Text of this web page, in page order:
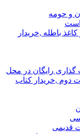
و حومه
است
باطله ,خریدار
رایگان در محل
دوم ,خریدار کتاب
قدیمی